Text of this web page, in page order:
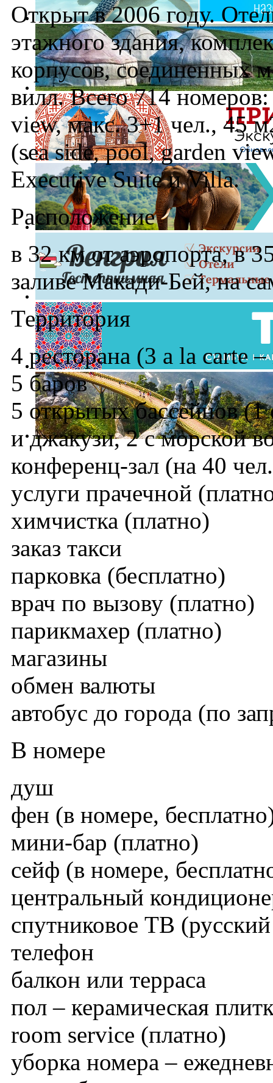
Открыт в 2006 году.
этажного здания,
корпусов, соединенных
вилл. Всего 714
view, макс. 3+1 чел., 45
(sea side, pool, garden
Executive Suite и Villa.
Расположение
в 32 км от аэропорта, в
заливе Макади-Бей, на
Территория
4 ресторана (3 a la carte
5 баров
5 открытых бассейнов
и джакузи, 2 с морской
конференц-зал (на 40
услуги прачечной
химчистка (платно)
заказ такси
парковка (бесплатно)
врач по вызову (платно)
парикмахер (платно)
магазины
обмен валюты
автобус до города (по
В номере
душ
фен (в номере,
мини-бар (платно)
сейф (в номере,
центральный
спутниковое TВ
телефон
балкон или терраса
пол – керамическая
room service (платно)
уборка номера –